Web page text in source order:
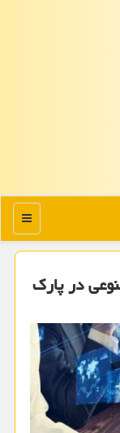
منو
در پارك